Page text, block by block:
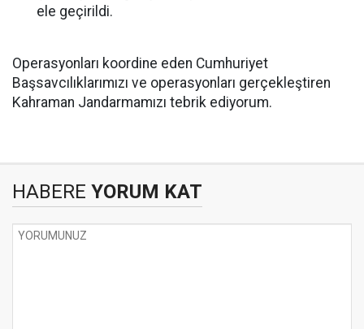
ele geçirildi.
Operasyonları koordine eden Cumhuriyet
Başsavcılıklarımızı ve operasyonları gerçekleştiren
Kahraman Jandarmamızı tebrik ediyorum.
HABERE YORUM KAT